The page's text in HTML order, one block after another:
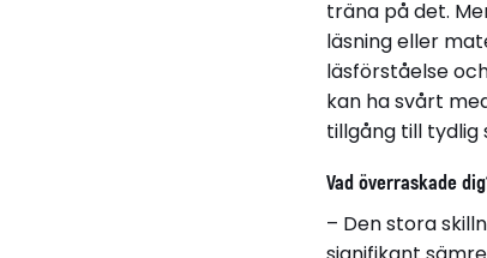
träna på det.
läsning eller
läsförståelse
kan ha svårt
tillgång till tydlig
Vad överraskade
– Den stora